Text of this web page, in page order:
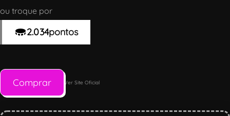
ou troque por
2.034pontos
Comprar Ver Site Oficial